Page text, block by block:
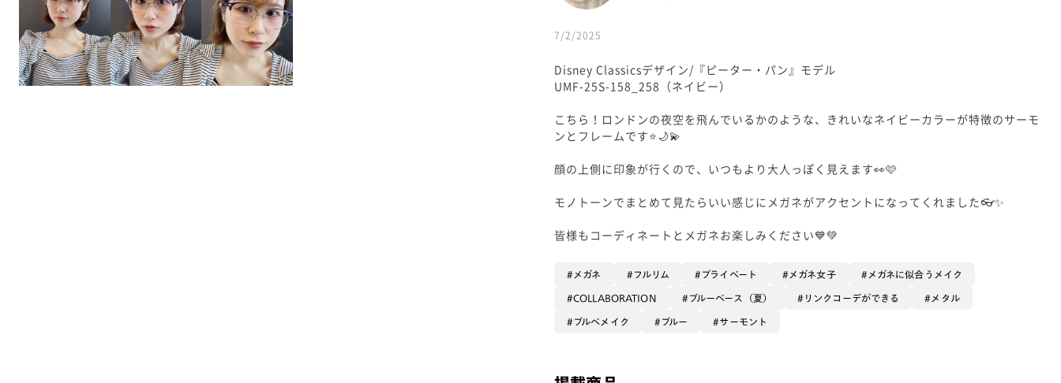
7/2/2025
Disney Classicsデザイン/『ピーター・パン』モデル
UMF-25S-158_258（ネイビー）
こちら！ロンドンの夜空を飛んでいるかのような、きれいなネイビーカラーが特徴のサーモ
ンとフレームです⭐️🌙💫
顔の上側に印象が行くので、いつもより大人っぽく見えます👀🩷
モノトーンでまとめて見たらいい感じにメガネがアクセントになってくれました👓✨
皆様もコーディネートとメガネお楽しみください💙💚
メガネ フルリム プライベート メガネ女子 メガネに似合うメイク
COLLABORATION ブルーベース（夏） リンクコーデができる メタル
ブルベメイク ブルー サーモント